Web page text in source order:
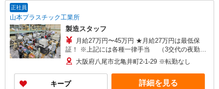
正社員
山本プラスチック工業所
製造スタッフ
月給27万円〜45万円 ★月給27万円は最低保
証！ ※上記には各種一律手当 （3交代の夜勤・
深夜手当等）を含む ※経験・スキル・年齢を考慮
の上、優遇 ［別途手当あり］ ・残業手当 ・資
格手当 ・役職手当 ※試用期間3ヵ月：時給1,200円
（経験・年齢等により決定。期間短縮の可能性
大阪府八尾市北亀井町2-1-29 ※転勤なし
キープ 詳細を見る